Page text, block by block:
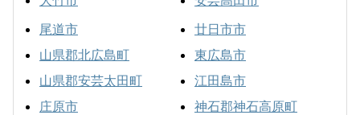
尾道市
山県郡北広島町
山県郡安芸太田町
庄原市
廿日市市
東広島市
江田島市
神石郡神石高原町